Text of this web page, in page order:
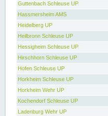
Guttenbach Schleuse UP
Hassmersheim AMS
Heidelberg UP
Heilbronn Schleuse UP
Hessigheim Schleuse UP
Hirschhorn Schleuse UP
Hofen Schleuse UP
Horkheim Schleuse UP
Horkheim Wehr UP
Kochendorf Schleuse UP
Ladenburg Wehr UP